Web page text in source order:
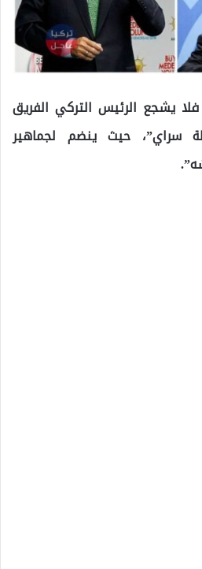
فلا يشجع الرئيس التركي الفريق
سراي”، حيث ينضم لجماهير